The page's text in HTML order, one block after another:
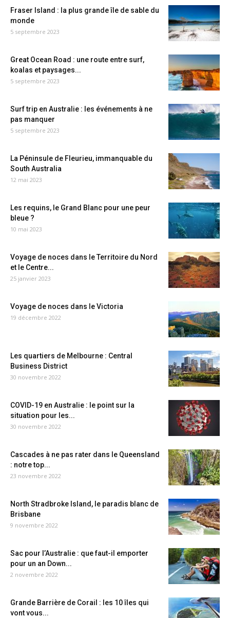
Fraser Island : la plus grande île de sable du
monde
5 septembre 2023
Great Ocean Road : une route entre surf,
koalas et paysages...
5 septembre 2023
Surf trip en Australie : les événements à ne
pas manquer
5 septembre 2023
La Péninsule de Fleurieu, immanquable du
South Australia
12 mai 2023
Les requins, le Grand Blanc pour une peur
bleue ?
10 mai 2023
Voyage de noces dans le Territoire du Nord
et le Centre...
25 janvier 2023
Voyage de noces dans le Victoria
19 décembre 2022
Les quartiers de Melbourne : Central
Business District
30 novembre 2022
COVID-19 en Australie : le point sur la
situation pour les...
30 novembre 2022
Cascades à ne pas rater dans le Queensland
: notre top...
23 novembre 2022
North Stradbroke Island, le paradis blanc de
Brisbane
9 novembre 2022
Sac pour l’Australie : que faut-il emporter
pour un an Down...
2 novembre 2022
Grande Barrière de Corail : les 10 îles qui
vont vous...